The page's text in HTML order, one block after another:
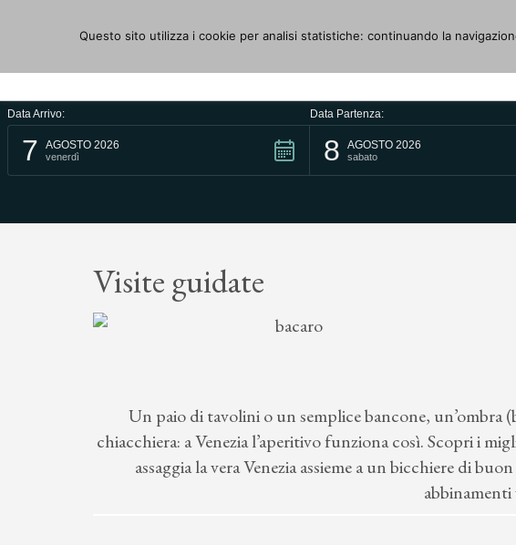
Data Arrivo:
7 AGOSTO 2026
venerdì
Data Partenza:
8 AGOSTO 2026
sabato
Visite guidate
Un paio di tavolini o un semplice bancone,
chiacchiera: a Venezia l’aperitivo funziona così. Scopri i
assaggia la vera Venezia assieme a un bicchiere di
Questo sito utilizza i cookie per analisi statistiche: continuando la